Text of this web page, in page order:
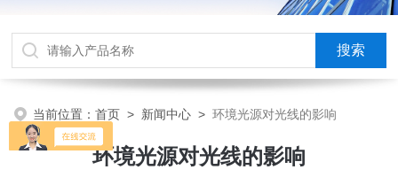
当前位置：首页 > 新闻中心 >环境光源对光线的影响
环境光源对光线的影响